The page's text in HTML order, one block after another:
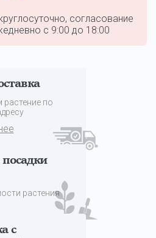
согласование
с 9:00 до 18:00
растение по
посадки
растения
с